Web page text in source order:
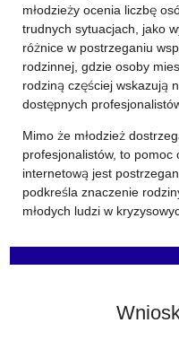
młodzieży ocenia liczbę
trudnych sytuacjach, jako
różnice w postrzeganiu
rodzinnej, gdzie osoby
rodziną częściej wskazują
dostępnych
Mimo że młodzież
profesjonalistów, to pomoc
internetową jest
podkreśla znaczenie
młodych ludzi w